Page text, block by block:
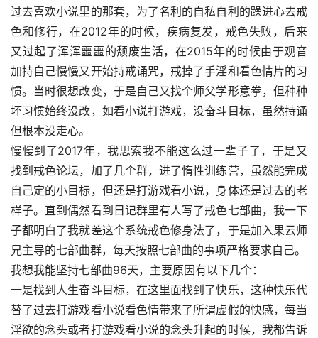
过去喜欢小说里的那套，为了名利的自私自利的躁进心去戒
色和修行，在2012年的时候，疾病复发，戒色失败，后来
又过起了浑浑噩噩的颓废生活，在2015年的时候由于观音
加持自己慢慢又开始持戒诵咒，戒掉了手淫和看色情片的习
惯。当时很想改变，于是自己又找个师父学形意拳，但种种
坏习惯始终没改，如看小说打游戏，没奋斗目标，虽然持诵
但根本没走心。
慢慢到了2017年，我思索我不能这么过一辈子了，于是又
找到戒色论坛，加了几个群，进了惰性训练营，虽然能完成
自己定的小目标，但还是打游戏看小说，身体还是过去的老
样子。直到偶然看到日记群里有人写了戒色七部曲，我一下
子都明白了我就差这个系统戒色修身法了，于是加入果云师
兄主导的七部曲群，每天按照七部曲的事项严格要求自己。
我想我能坚持七部曲96天，主要原因有以下几个：
一是找到人生奋斗目标，在这里面找到了快乐，这种快乐代
替了过去打游戏看小说看色情带来了所谓虚假的快感，每当
淫欲的念头或者打游戏看小说的念头升起的时候，我都告诉